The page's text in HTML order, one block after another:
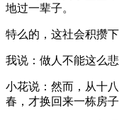
地过一辈子。
特么的，这社会积攒
我说：做人不能这么
小花说：然而，从十
春，才换回来一栋房